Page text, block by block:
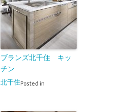
ブランズ北千住 キッ
チン
Posted in
北千住